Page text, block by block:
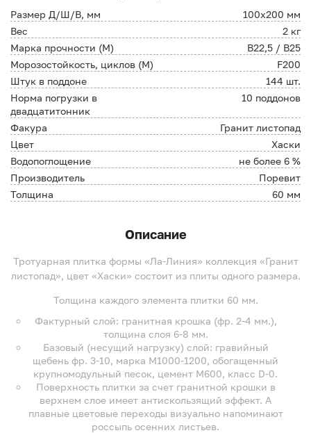
Размер Д/Ш/В, мм
100х200 мм
Вес
2 кг
Марка прочности (М)
В22,5 / B25
Морозостойкость, циклов (М)
F200
Штук в поддоне
144 шт.
Норма погрузки в
двадцатитонник
10 поддонов
Факура
Гранит листопад
Цвет
Хаски
Водопоглощение
не более 6 %
Производитель
Поревит
Толщина
60 мм
Описание
Тротуарная плитка формы «Ла-Линия» коллекция «Гранит
листопад», цвет «Хаски» состоит из плиты одного размера.
Толщина каждого элемента плитки 60 мм.
Фактурный слой: гранитная крошка (фр. 2-4 мм.),
толщина слоя 6-8 мм.
Базовый (несущий нагрузку) слой: гравийный
щебень фр. 3-10, марка М1000-1200, обогащенный
крупномодульный песок, цемент М600, класс D-0.
Поверхность плитки за счет гранитной крошки в
верхнем слое имеет антискользящий эффект. А
плавные цветовые переходы визуально напоминают
россыпь осенних листьев.